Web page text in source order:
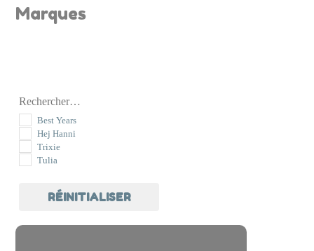
Marques
Best Years
Hej Hanni
Trixie
Tulia
RÉINITIALISER